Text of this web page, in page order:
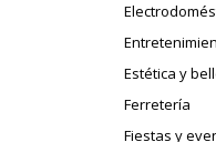
Estética y
Ferretería
Fiestas y